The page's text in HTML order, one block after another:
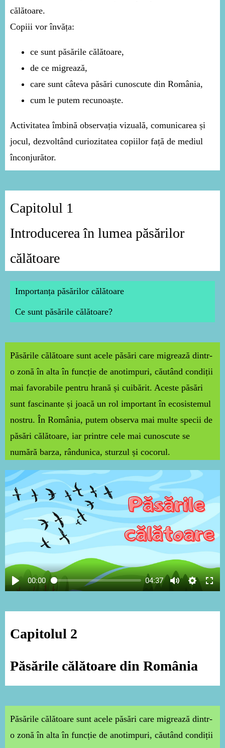
călătoare.
Copiii vor învăța:
ce sunt păsările călătoare,
de ce migrează,
care sunt câteva păsări cunoscute din România,
cum le putem recunoaște.
Activitatea îmbină observația vizuală, comunicarea și
jocul, dezvoltând curiozitatea copiilor față de mediul
înconjurător.
Capitolul 1
Introducerea în lumea păsărilor
călătoare
Importanța păsărilor călătoare
Ce sunt păsările călătoare?
Păsările călătoare sunt acele păsări care migrează dintr-
o zonă în alta în funcție de anotimpuri, căutând condiții
mai favorabile pentru hrană și cuibărit. Aceste păsări
sunt fascinante și joacă un rol important în ecosistemul
nostru. În România, putem observa mai multe specii de
păsări călătoare, iar printre cele mai cunoscute se
numără barza, rândunica, sturzul și cocorul.
00:00 04:37
Capitolul 2
Păsările călătoare din România
Păsările călătoare sunt acele păsări care migrează dintr-
o zonă în alta în funcție de anotimpuri, căutând condiții